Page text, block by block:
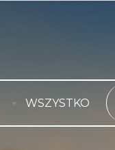
WSZYSTKO